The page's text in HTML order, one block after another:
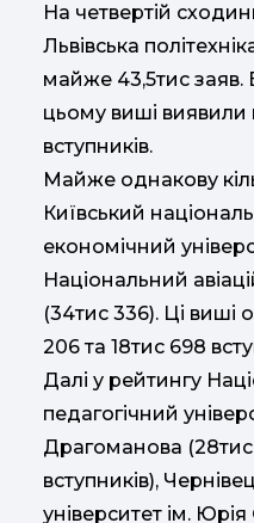
На четвертій
Львівська
майже 43,5тис
цьому виші виявили
вступників.
Майже однакову
Київський
економічний
Національний
(34тис 336). Ці виші
206 та 18тис 698
Далі у рейтингу
педагогічний
Драгоманова (28тис
вступників),
університет ім.